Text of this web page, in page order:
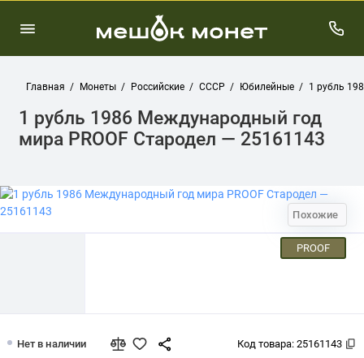
Главная Монеты Российские СССР Юбилейные 1 рубль
1 рубль 1986 Международный год
мира PROOF Стародел — 25161143
Похожие
PROOF
Нет в наличии Код товара: 25161143